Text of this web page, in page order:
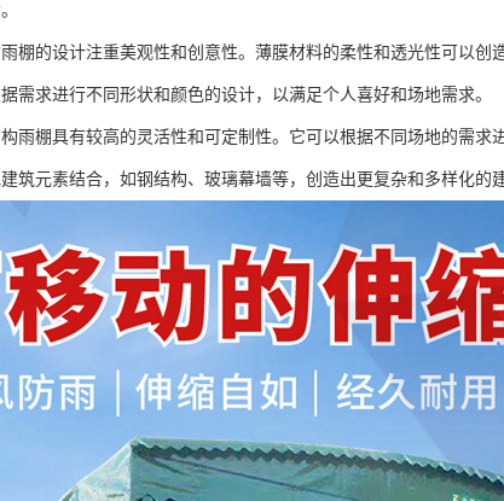
棚的设计注重美观性和创意性。薄膜材料的柔性和透光性可以创
需求进行不同形状和颜色的设计，以满足个人喜好和场地需求。
雨棚具有较高的灵活性和可定制性。它可以根据不同场地的需求
筑元素结合，如钢结构、玻璃幕墙等，创造出更复杂和多样化的